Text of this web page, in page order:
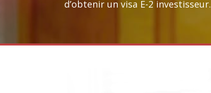
d’obtenir un visa E-2 investisseur.